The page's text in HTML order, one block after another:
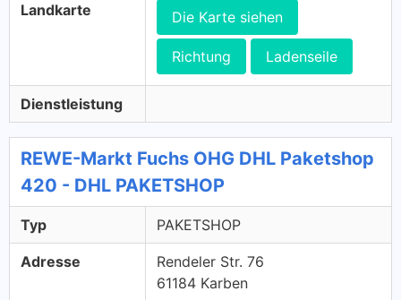
Landkarte Die Karte siehen
Richtung Ladenseile
Dienstleistung
REWE-Markt Fuchs OHG DHL Paketshop
420 - DHL PAKETSHOP
Typ PAKETSHOP
Adresse
Rendeler Str. 76
61184 Karben